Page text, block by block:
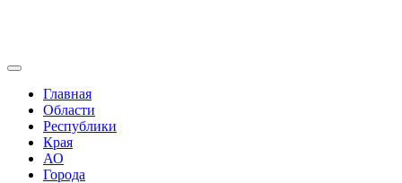
Главная
Области
Республики
Края
АО
Города